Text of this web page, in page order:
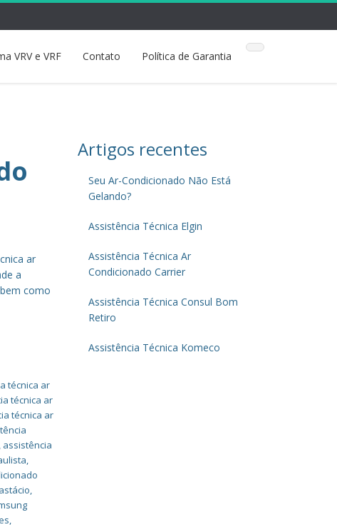
VRV e VRF Contato Política de Garantia
ar
a
como
técnica ar
técnica ar
técnica ar
, assistência
,
,
,
Artigos recentes
Seu Ar-Condicionado Não Está
Gelando?
Assistência Técnica Elgin
Assistência Técnica Ar
Condicionado Carrier
Assistência Técnica Consul Bom
Retiro
Assistência Técnica Komeco